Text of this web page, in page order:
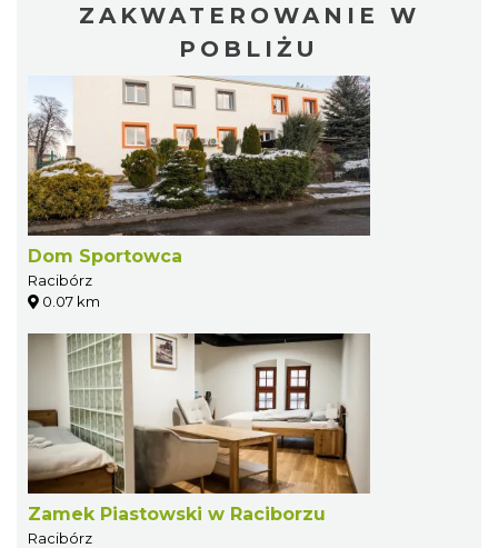
ZAKWATEROWANIE W
POBLIŻU
Dom Sportowca
Racibórz
0.07 km
Zamek Piastowski w Raciborzu
Racibórz